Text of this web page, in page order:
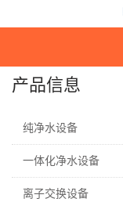
产品信息
纯净水设备
一体化净水设备
离子交换设备